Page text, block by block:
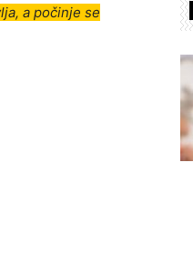
a počinje se